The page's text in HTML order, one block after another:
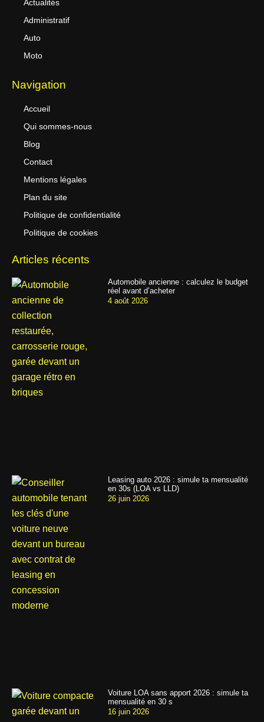
Actualités
Administratif
Auto
Moto
Navigation
Accueil
Qui sommes-nous
Blog
Contact
Mentions légales
Plan du site
Politique de confidentialité
Politique de cookies
Articles récents
Automobile ancienne : calculez le budget
réel avant d’acheter
4 août 2026
Leasing auto 2026 : simule ta mensualité
en 30s (LOA vs LLD)
26 juin 2026
Voiture LOA sans apport 2026 : simule ta
mensualité en 30 s
16 juin 2026